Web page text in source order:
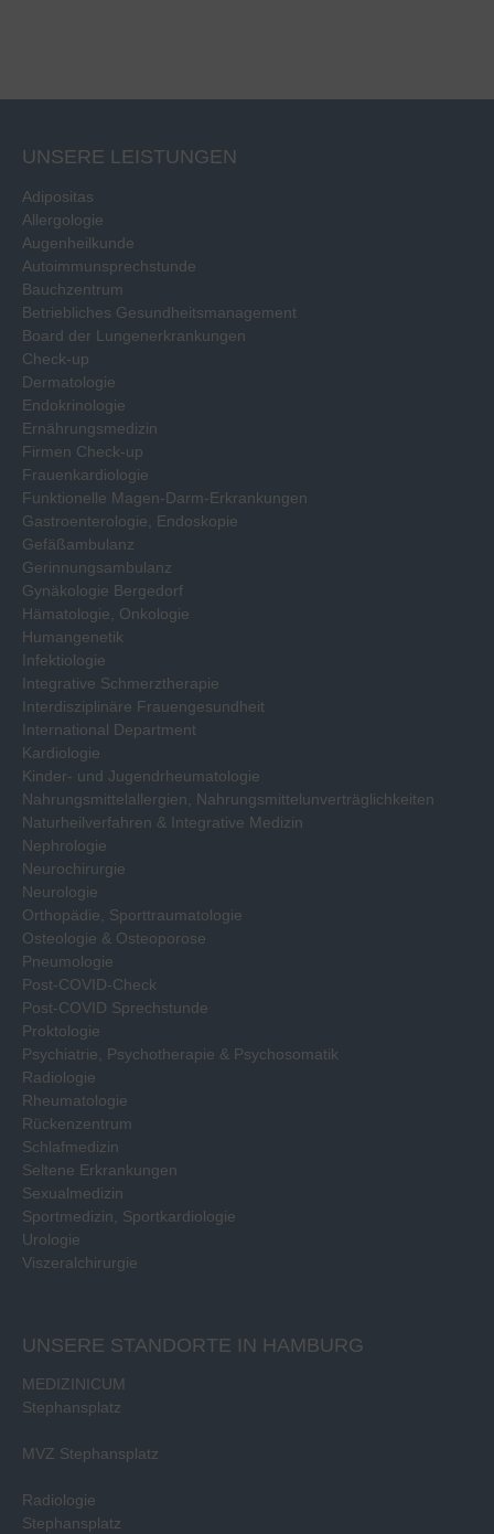
UNSERE LEISTUNGEN
Adipositas
Allergologie
Augenheilkunde
Autoimmunsprechstunde
Bauchzentrum
Betriebliches Gesundheitsmanagement
Board der Lungenerkrankungen
Check-up
Dermatologie
Endokrinologie
Ernährungsmedizin
Firmen Check-up
Frauenkardiologie
Funktionelle Magen-Darm-Erkrankungen
Gastroenterologie, Endoskopie
Gefäßambulanz
Gerinnungsambulanz
Gynäkologie Bergedorf
Hämatologie, Onkologie
Humangenetik
Infektiologie
Integrative Schmerztherapie
Interdisziplinäre Frauengesundheit
International Department
Kardiologie
Kinder- und Jugendrheumatologie
Nahrungsmittelallergien, Nahrungsmittelunverträglichkeiten
Naturheilverfahren & Integrative Medizin
Nephrologie
Neurochirurgie
Neurologie
Orthopädie, Sporttraumatologie
Osteologie & Osteoporose
Pneumologie
Post-COVID-Check
Post-COVID Sprechstunde
Proktologie
Psychiatrie, Psychotherapie & Psychosomatik
Radiologie
Rheumatologie
Rückenzentrum
Schlafmedizin
Seltene Erkrankungen
Sexualmedizin
Sportmedizin, Sportkardiologie
Urologie
Viszeralchirurgie
UNSERE STANDORTE IN HAMBURG
MEDIZINICUM
Stephansplatz
MVZ Stephansplatz
Radiologie
Stephansplatz